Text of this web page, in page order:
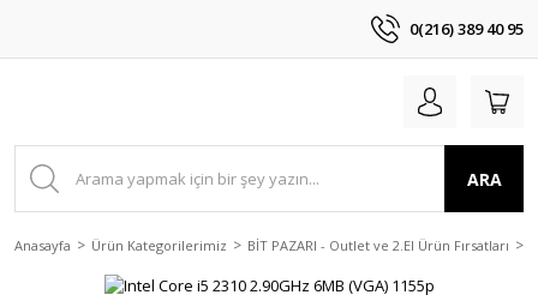
0(216) 389 40 95
ARA
Anasayfa Ürün Kategorilerimiz BİT PAZARI - Outlet ve 2.El Ürün Fırsatları